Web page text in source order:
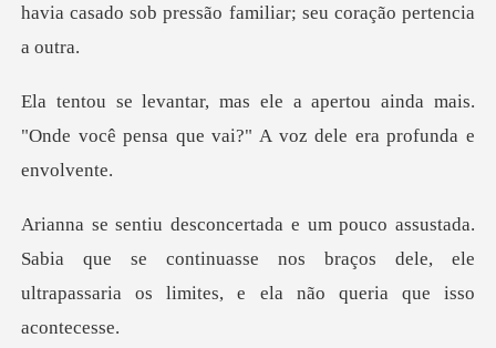
ou ainda mais.
"Onde você pensa que vai
Sabia que se continuasse nos braços dele, ele
ultrapas